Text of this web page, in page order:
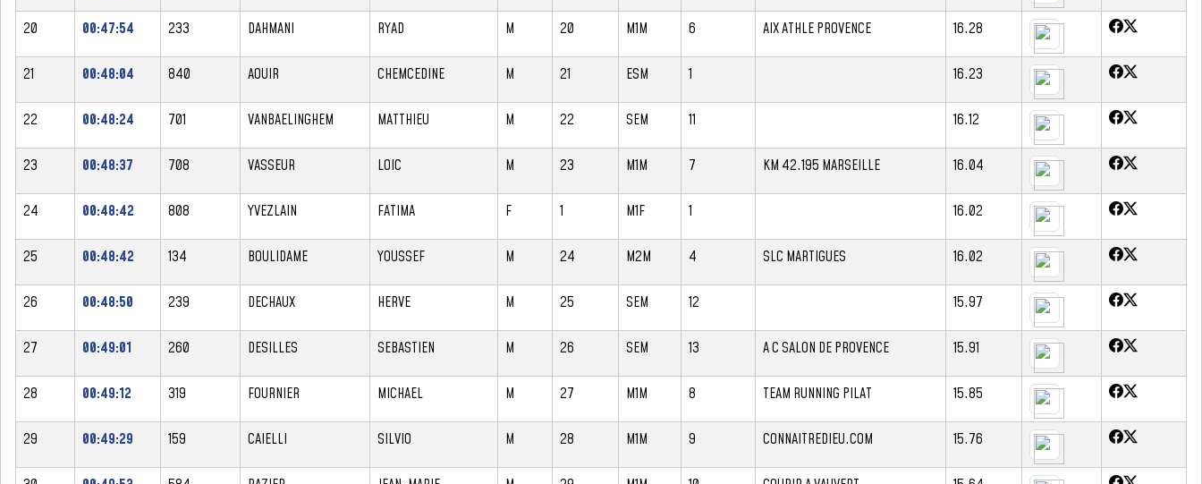
20 00:47:54 233 DAHMANI RYAD M 20 M1M 6 AIX ATHLE PROVENCE 16.28
21 00:48:04 840 AOUIR CHEMCEDINE M 21 ESM 1 16.23
22 00:48:24 701 VANBAELINGHEM MATTHIEU M 22 SEM 11 16.12
23 00:48:37 708 VASSEUR LOIC M 23 M1M 7 KM 42.195 MARSEILLE 16.04
24 00:48:42 808 YVEZLAIN FATIMA F 1 M1F 1 16.02
25 00:48:42 134 BOULIDAME YOUSSEF M 24 M2M 4 SLC MARTIGUES 16.02
26 00:48:50 239 DECHAUX HERVE M 25 SEM 12 15.97
27 00:49:01 260 DESILLES SEBASTIEN M 26 SEM 13 A C SALON DE PROVENCE 15.91
28 00:49:12 319 FOURNIER MICHAEL M 27 M1M 8 TEAM RUNNING PILAT 15.85
29 00:49:29 159 CAIELLI SILVIO M 28 M1M 9 CONNAITREDIEU.COM 15.76